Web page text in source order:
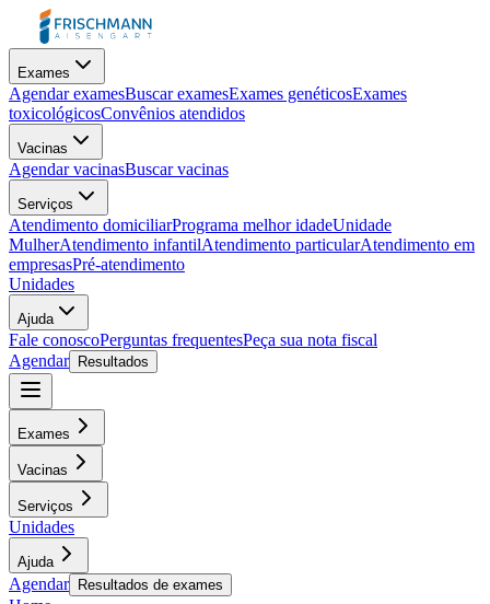
Exames
Agendar examesBuscar examesExames genéticosExames
toxicológicosConvênios atendidos
Vacinas
Agendar vacinasBuscar vacinas
Serviços
Atendimento domiciliarPrograma melhor idadeUnidade
MulherAtendimento infantilAtendimento particularAtendimento em
empresasPré-atendimento
Unidades
Ajuda
Fale conoscoPerguntas frequentesPeça sua nota fiscal
Agendar
Resultados
Exames
Vacinas
Serviços
Unidades
Ajuda
Agendar Resultados de exames